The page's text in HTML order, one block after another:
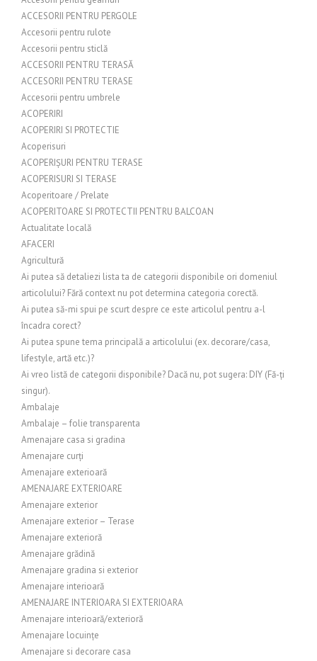
ACCESORII PENTRU PERGOLE
Accesorii pentru rulote
Accesorii pentru sticlă
ACCESORII PENTRU TERASĂ
ACCESORII PENTRU TERASE
Accesorii pentru umbrele
ACOPERIRI
ACOPERIRI SI PROTECTIE
Acoperisuri
ACOPERIȘURI PENTRU TERASE
ACOPERISURI SI TERASE
Acoperitoare / Prelate
ACOPERITOARE SI PROTECTII PENTRU BALCOAN
Actualitate locală
AFACERI
Agricultură
Ai putea să detaliezi lista ta de categorii disponibile ori domeniul
articolului? Fără context nu pot determina categoria corectă.
Ai putea să-mi spui pe scurt despre ce este articolul pentru a-l
încadra corect?
Ai putea spune tema principală a articolului (ex. decorare/casa,
lifestyle, artă etc.)?
Ai vreo listă de categorii disponibile? Dacă nu, pot sugera: DIY (Fă-ți
singur).
Ambalaje
Ambalaje – folie transparenta
Amenajare casa si gradina
Amenajare curți
Amenajare exterioară
AMENAJARE EXTERIOARE
Amenajare exterior
Amenajare exterior – Terase
Amenajare exterioră
Amenajare grădină
Amenajare gradina si exterior
Amenajare interioară
AMENAJARE INTERIOARA SI EXTERIOARA
Amenajare interioară/exterioră
Amenajare locuințe
Amenajare si decorare casa